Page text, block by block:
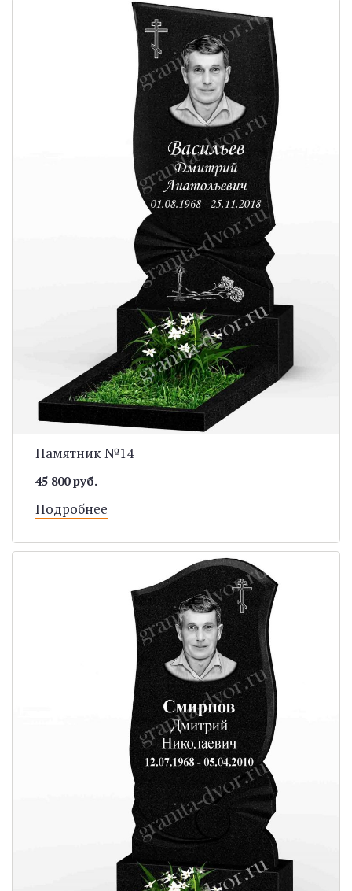
Памятник №14
45 800 руб.
Подробнее